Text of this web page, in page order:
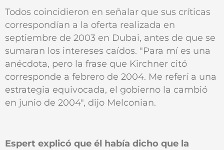
Todos coincidieron en señalar que sus críticas
correspondían a la oferta realizada en
septiembre de 2003 en Dubai, antes de que se
sumaran los intereses caídos. "Para mí es una
anécdota, pero la frase que Kirchner citó
corresponde a febrero de 2004. Me referí a una
estrategia equivocada, el gobierno la cambió
en junio de 2004", dijo Melconian.
Espert explicó que él había dicho que la